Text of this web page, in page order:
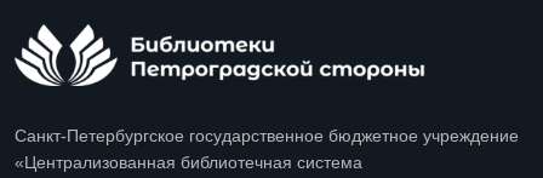
Санкт-Петербургское государственное бюджетное учреждение
«Централизованная библиотечная система